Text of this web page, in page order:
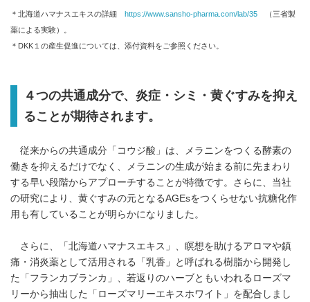
＊北海道ハマナスエキスの詳細 https://www.sansho-pharma.com/lab/35 （三省製
薬による実験）。
＊DKK１の産生促進については、添付資料をご参照ください。
４つの共通成分で、炎症・シミ・黄ぐすみを抑え
ることが期待されます。
従来からの共通成分「コウジ酸」は、メラニンをつくる酵素の
働きを抑えるだけでなく、メラニンの生成が始まる前に先まわり
する早い段階からアプローチすることが特徴です。さらに、当社
の研究により、黄ぐすみの元となるAGEsをつくらせない抗糖化作
用も有していることが明らかになりました。
さらに、「北海道ハマナスエキス」、瞑想を助けるアロマや鎮
痛・消炎薬として活用される「乳香」と呼ばれる樹脂から開発し
た「フランカブランカ」、若返りのハーブともいわれるローズマ
リーから抽出した「ローズマリーエキスホワイト」を配合しまし